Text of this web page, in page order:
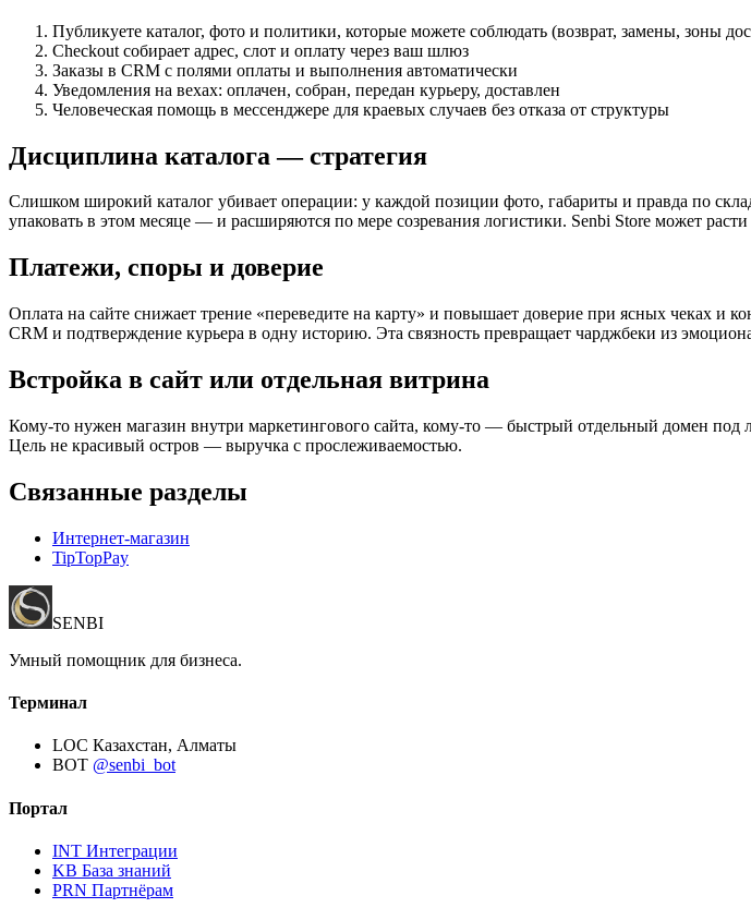
Публикуете каталог, фото и политики, которые можете соблюдать (возврат, замены, зоны
Checkout собирает адрес, слот и оплату через ваш шлюз
Заказы в CRM с полями оплаты и выполнения автоматически
Уведомления на вехах: оплачен, собран, передан курьеру, доставлен
Человеческая помощь в мессенджере для краевых случаев без отказа от структуры
Дисциплина каталога — стратегия
Слишком широкий каталог убивает операции: у каждой позиции фото, габариты и правда по
упаковать в этом месяце — и расширяются по мере созревания логистики. Senbi Store может
Платежи, споры и доверие
Оплата на сайте снижает трение «переведите на карту» и повышает доверие при ясных чеках и
CRM и подтверждение курьера в одну историю. Эта связность превращает чарджбеки из
Встройка в сайт или отдельная витрина
Кому-то нужен магазин внутри маркетингового сайта, кому-то — быстрый отдельный домен
Цель не красивый остров — выручка с прослеживаемостью.
Связанные разделы
Интернет-магазин
TipTopPay
SENBI
Умный помощник для бизнеса.
Терминал
LOC Казахстан, Алматы
BOT @senbi_bot
Портал
INT Интеграции
KB База знаний
PRN Партнёрам